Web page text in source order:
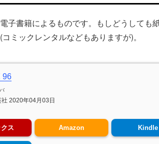
子書籍によるものです。もしどうしても
ミックレンタルなどもありますが)。
96
2020年04月03日
ス Amazon Kindle